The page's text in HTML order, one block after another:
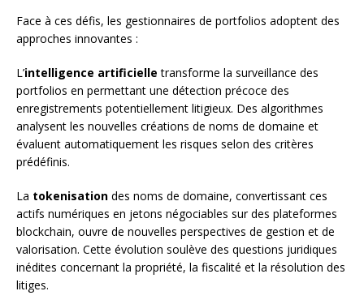
Face à ces défis, les gestionnaires de portfolios adoptent des
approches innovantes :
L’intelligence artificielle transforme la surveillance des
portfolios en permettant une détection précoce des
enregistrements potentiellement litigieux. Des algorithmes
analysent les nouvelles créations de noms de domaine et
évaluent automatiquement les risques selon des critères
prédéfinis.
La tokenisation des noms de domaine, convertissant ces
actifs numériques en jetons négociables sur des plateformes
blockchain, ouvre de nouvelles perspectives de gestion et de
valorisation. Cette évolution soulève des questions juridiques
inédites concernant la propriété, la fiscalité et la résolution des
litiges.